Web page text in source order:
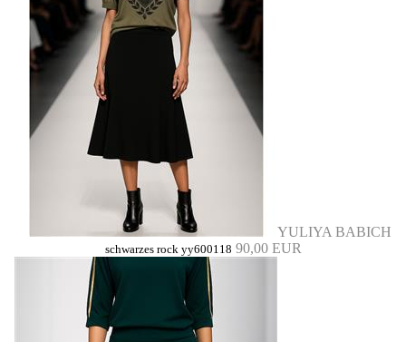
YULIYA BABICH
schwarzes rock yy600118 90,00 EUR